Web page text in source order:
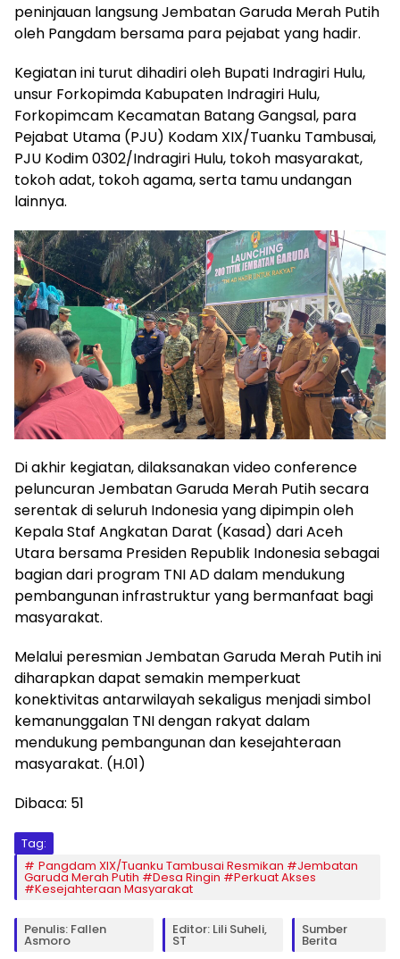
peninjauan langsung Jembatan Garuda Merah Putih
oleh Pangdam bersama para pejabat yang hadir.
Kegiatan ini turut dihadiri oleh Bupati Indragiri Hulu,
unsur Forkopimda Kabupaten Indragiri Hulu,
Forkopimcam Kecamatan Batang Gangsal, para
Pejabat Utama (PJU) Kodam XIX/Tuanku Tambusai,
PJU Kodim 0302/Indragiri Hulu, tokoh masyarakat,
tokoh adat, tokoh agama, serta tamu undangan
lainnya.
Di akhir kegiatan, dilaksanakan video conference
peluncuran Jembatan Garuda Merah Putih secara
serentak di seluruh Indonesia yang dipimpin oleh
Kepala Staf Angkatan Darat (Kasad) dari Aceh
Utara bersama Presiden Republik Indonesia sebagai
bagian dari program TNI AD dalam mendukung
pembangunan infrastruktur yang bermanfaat bagi
masyarakat.
Melalui peresmian Jembatan Garuda Merah Putih ini
diharapkan dapat semakin memperkuat
konektivitas antarwilayah sekaligus menjadi simbol
kemanunggalan TNI dengan rakyat dalam
mendukung pembangunan dan kesejahteraan
masyarakat. (H.01)
Dibaca: 51
Tag:
Pangdam XIX/Tuanku Tambusai Resmikan #Jembatan
Garuda Merah Putih #Desa Ringin #Perkuat Akses
#Kesejahteraan Masyarakat
Penulis: Fallen
Asmoro
Editor: Lili Suheli,
ST
Sumber
Berita